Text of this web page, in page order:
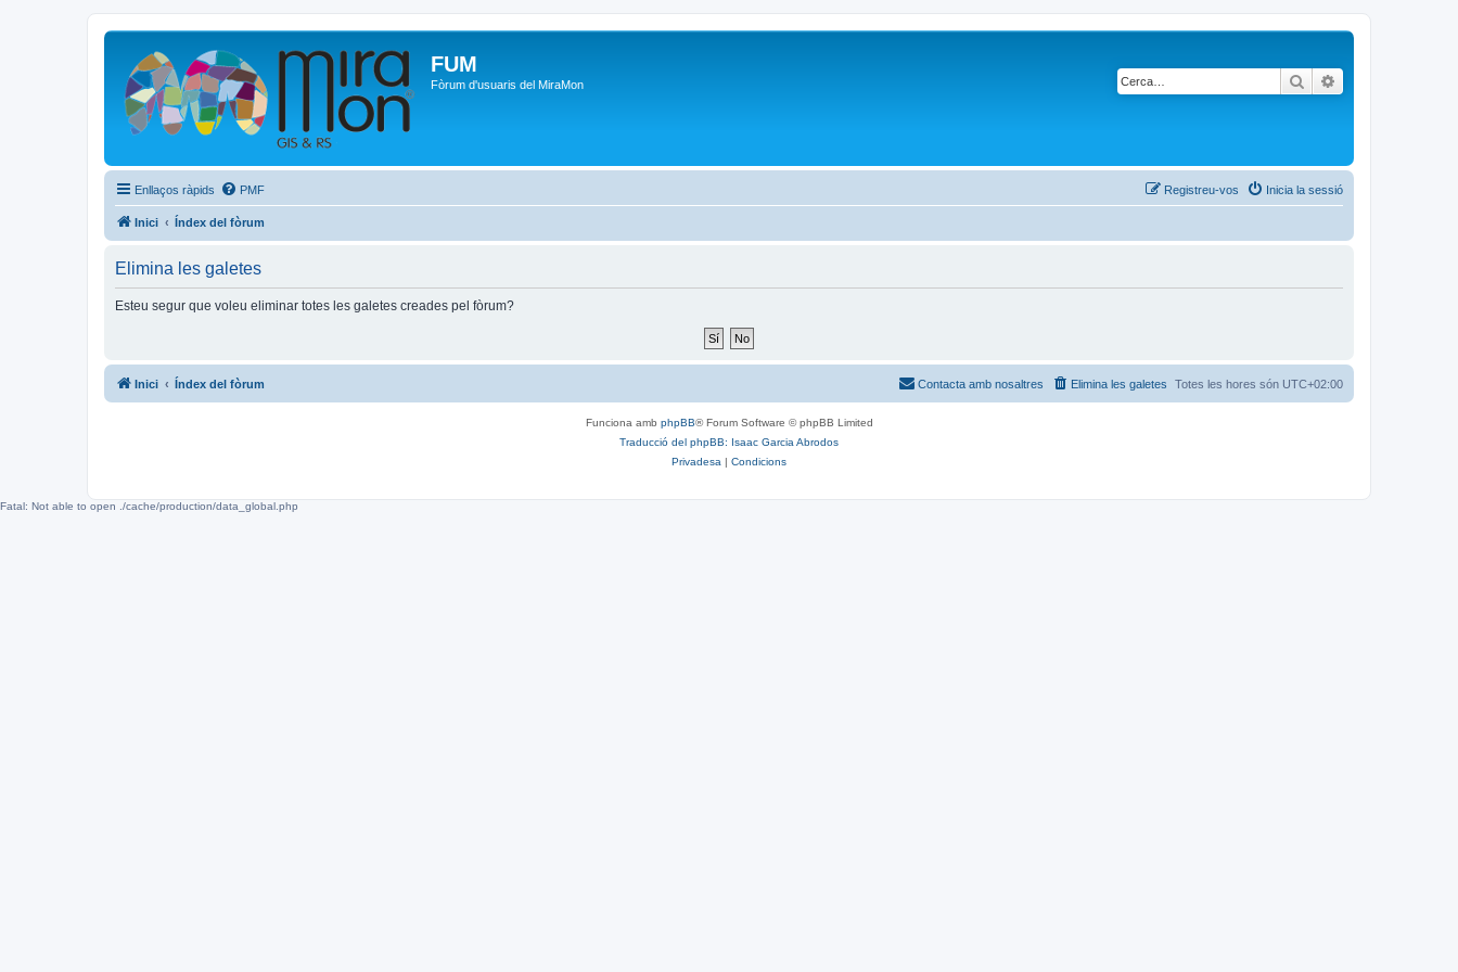
FUM
Fòrum d'usuaris del MiraMon Cerca
Enllaços ràpids PMF Inicia la sessió
Registreu-vos
Inici Índex del fòrum
Elimina les galetes
Esteu segur que voleu eliminar totes les galetes creades pel fòrum?
Inici Índex del fòrum Totes les hores són UTC+02:00
Elimina les galetes
Contacta amb nosaltres
Funciona amb phpBB® Forum Software © phpBB Limited
Traducció del phpBB: Isaac Garcia Abrodos
Privadesa | Condicions
Fatal: Not able to open ./cache/production/data_global.php